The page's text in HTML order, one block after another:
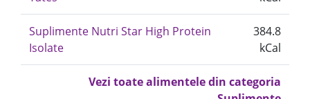
Suplimente Nutri Star High Protein
Isolate
384.8
kCal
Vezi toate alimentele din categoria